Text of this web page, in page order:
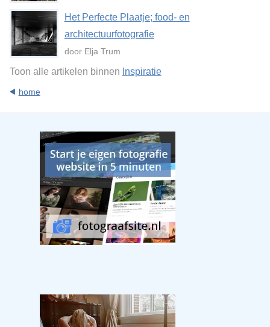
Het Perfecte Plaatje; food- en
architectuurfotografie
door Elja Trum
Toon alle artikelen binnen Inspiratie
home